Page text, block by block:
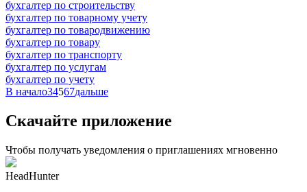
бухгалтер по строительству
бухгалтер по товарному учету
бухгалтер по товародвижению
бухгалтер по товару
бухгалтер по транспорту
бухгалтер по услугам
бухгалтер по учету
В начало34567дальше
Скачайте приложение
Чтобы получать уведомления о приглашениях мгновенно
HeadHunter